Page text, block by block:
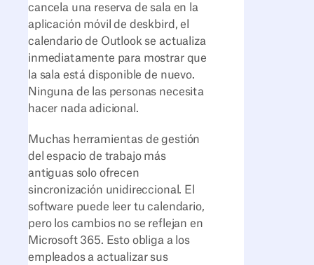
cancela una reserva de sala en la
aplicación móvil de deskbird, el
calendario de Outlook se actualiza
inmediatamente para mostrar que
la sala está disponible de nuevo.
Ninguna de las personas necesita
hacer nada adicional.
Muchas herramientas de gestión
del espacio de trabajo más
antiguas solo ofrecen
sincronización unidireccional. El
software puede leer tu calendario,
pero los cambios no se reflejan en
Microsoft 365. Esto obliga a los
empleados a actualizar sus